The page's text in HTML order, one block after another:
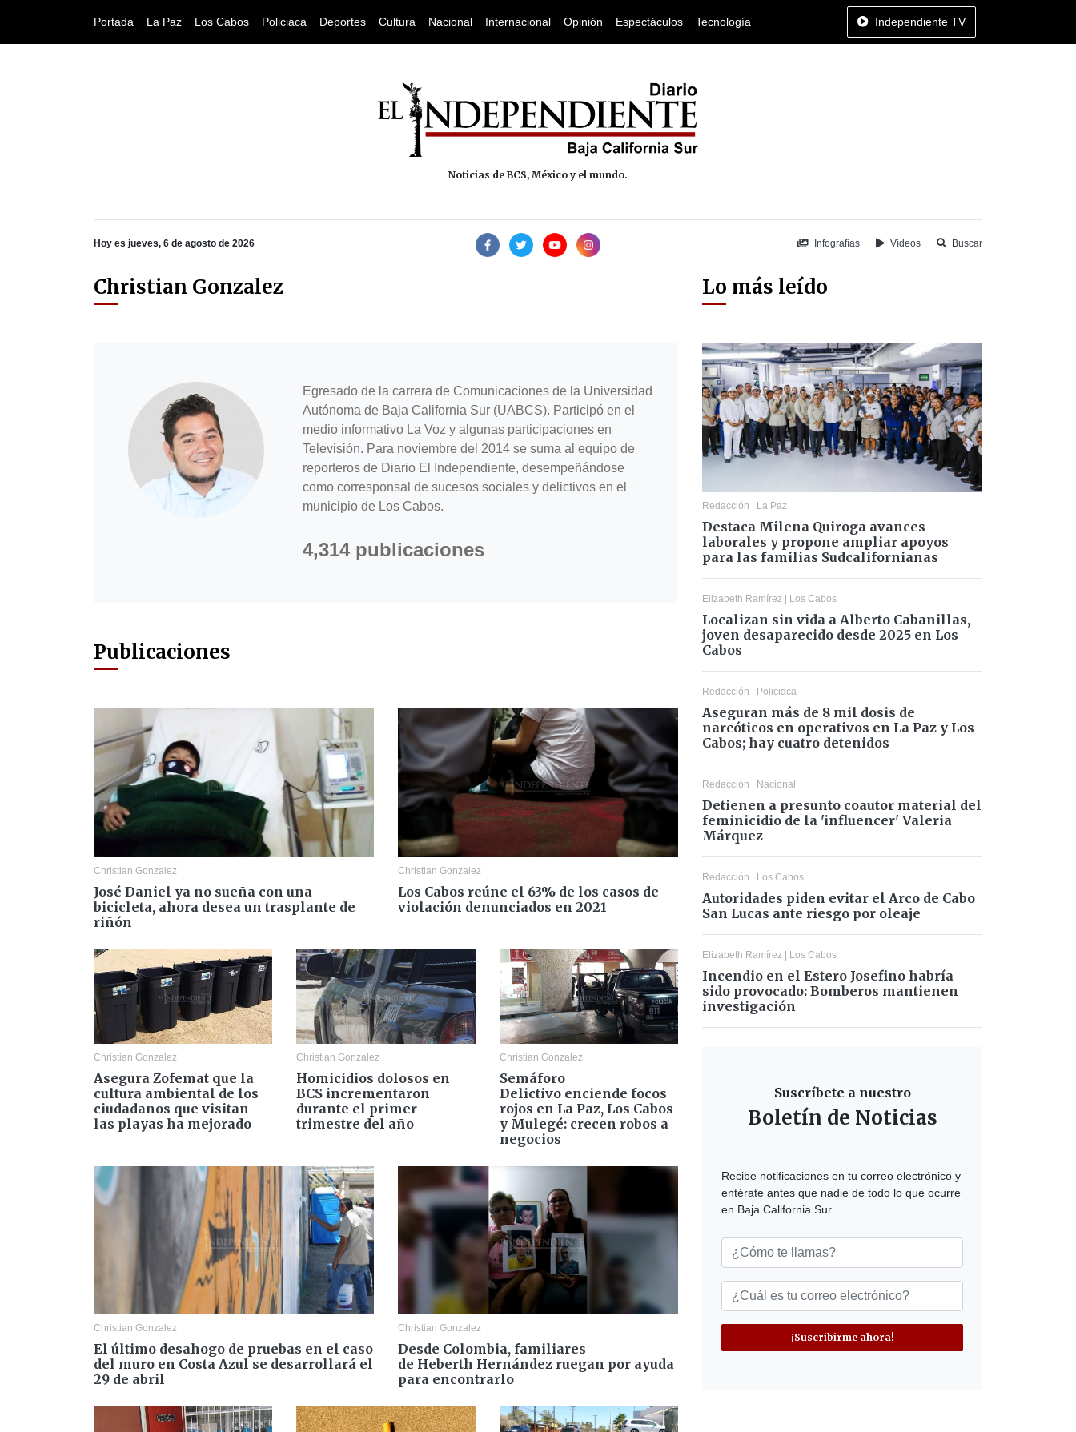
Portada La Paz Los Cabos Policiaca Deportes Cultura Nacional Internacional Opinión Espectáculos Tecnología Independiente TV
Noticias de BCS, México y el mundo.
Hoy es jueves, 6 de agosto de 2026 Infografías Vídeos Buscar
Christian Gonzalez
Egresado de la carrera de Comunicaciones de la Universidad
Autónoma de Baja California Sur (UABCS). Participó en el
medio informativo La Voz y algunas participaciones en
Televisión. Para noviembre del 2014 se suma al equipo de
reporteros de Diario El Independiente, desempeñándose
como corresponsal de sucesos sociales y delictivos en el
municipio de Los Cabos.
4,314 publicaciones
Publicaciones
Christian Gonzalez
José Daniel ya no sueña con una
bicicleta, ahora desea un trasplante de
riñón
Christian Gonzalez
Los Cabos reúne el 63% de los casos de
violación denunciados en 2021
Christian Gonzalez
Asegura Zofemat que la
cultura ambiental de los
ciudadanos que visitan
las playas ha mejorado
Christian Gonzalez
Homicidios dolosos en
BCS incrementaron
durante el primer
trimestre del año
Christian Gonzalez
Semáforo
Delictivo enciende focos
rojos en La Paz, Los Cabos
y Mulegé: crecen robos a
negocios
Christian Gonzalez
El último desahogo de pruebas en el caso
del muro en Costa Azul se desarrollará el
29 de abril
Christian Gonzalez
Desde Colombia, familiares
de Heberth Hernández ruegan por ayuda
para encontrarlo
Lo más leído
Redacción | La Paz
Destaca Milena Quiroga avances
laborales y propone ampliar apoyos
para las familias Sudcalifornianas
Elizabeth Ramírez | Los Cabos
Localizan sin vida a Alberto Cabanillas,
joven desaparecido desde 2025 en Los
Cabos
Redacción | Policiaca
Aseguran más de 8 mil dosis de
narcóticos en operativos en La Paz y Los
Cabos; hay cuatro detenidos
Redacción | Nacional
Detienen a presunto coautor material del
feminicidio de la 'influencer' Valeria
Márquez
Redacción | Los Cabos
Autoridades piden evitar el Arco de Cabo
San Lucas ante riesgo por oleaje
Elizabeth Ramírez | Los Cabos
Incendio en el Estero Josefino habría
sido provocado: Bomberos mantienen
investigación
Suscríbete a nuestro
Boletín de Noticias
Recibe notificaciones en tu correo electrónico y
entérate antes que nadie de todo lo que ocurre
en Baja California Sur.
¡Suscribirme ahora!